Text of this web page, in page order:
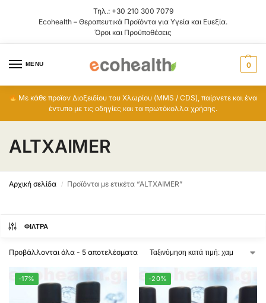
Τηλ.: +30 210 300 7079
Ecohealth – Θεραπευτικά Προϊόντα για Υγεία και Ευεξία.
Όροι και Προϋποθέσεις
MENU 0
Με κάθε προϊον Διοξειδίου του Χλωρίου (MMS / CDS), παίρνετε και ένα
έντυπο με τις οδηγίες και τα πρωτόκολλα χρήσης.
ALTXAIMER
Αρχική σελίδα / Προϊόντα με ετικέτα “ALTXAIMER”
ΦΊΛΤΡΑ
Προβάλλονται όλα - 5 αποτελέσματα
-17% -20%